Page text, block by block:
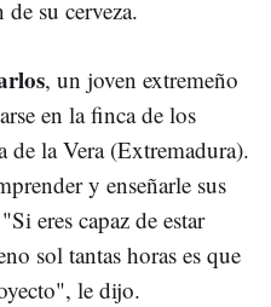
su cerveza.
, un joven extremeño
en la finca de los
de la Vera (Extremadura).
y enseñarle sus
eres capaz de estar
sol tantas horas es que
le dijo.